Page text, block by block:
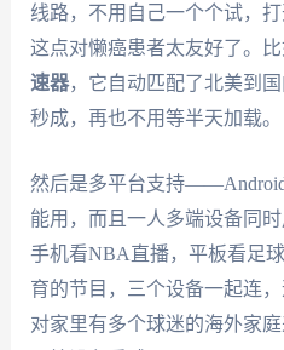
线路，不用自己一个个试，
这点对懒癌患者太友好了。
速器，它自动匹配了北美到
秒成，再也不用等半天加载。
然后是多平台支持——Android
能用，而且一人多端设备同
手机看NBA直播，平板看足
育的节目，三个设备一起连
对家里有多个球迷的海外家